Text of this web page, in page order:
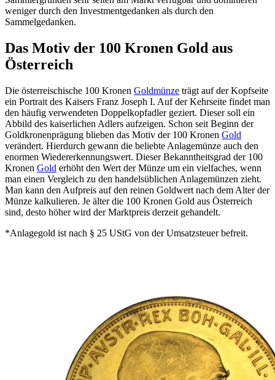
weniger durch den Investmentgedanken als durch den
Sammelgedanken.
Das Motiv der 100 Kronen Gold aus
Österreich
Die österreischische 100 Kronen Goldmünze trägt auf der Kopfseite
ein Portrait des Kaisers Franz Joseph I. Auf der Kehrseite findet man
den häufig verwendeten Doppelkopfadler geziert. Dieser soll ein
Abbild des kaiserlichen Adlers aufzeigen. Schon seit Beginn der
Goldkronenprägung blieben das Motiv der 100 Kronen Gold
verändert. Hierdurch gewann die beliebte Anlagemünze auch den
enormen Wiedererkennungswert. Dieser Bekanntheitsgrad der 100
Kronen Gold erhöht den Wert der Münze um ein vielfaches, wenn
man einen Vergleich zu den handelsüblichen Anlagemünzen zieht.
Man kann den Aufpreis auf den reinen Goldwert nach dem Alter der
Münze kalkulieren. Je älter die 100 Kronen Gold aus Österreich
sind, desto höher wird der Marktpreis derzeit gehandelt.
*Anlagegold ist nach § 25 UStG von der Umsatzsteuer befreit.